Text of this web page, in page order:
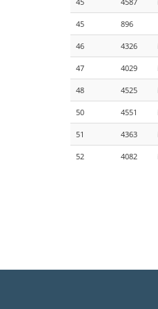
45 896
46 4326
47 4029
48 4525
50 4551
51 4363
52 4082